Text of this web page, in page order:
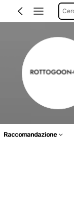
Raccomandazione